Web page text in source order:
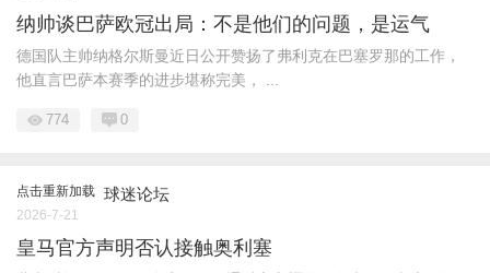
纳帅谈巴萨欧冠出局：不是他们的问题，是运气
德国队主帅纳格尔斯曼近日公开赞扬了弗利克在巴塞罗那的工作，
他直言巴萨本赛季的进步堪称完美， ...
774 0
点击重新加载 球迷论坛
2026-7-21
皇马官方声明否认接触奥利塞